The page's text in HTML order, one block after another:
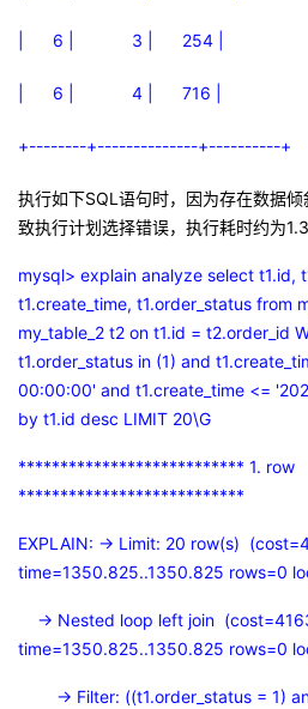
| 6 | 3 | 254 |
| 6 | 4 | 716 |
+--------+--------------+----------+
执行如下SQL 语句时，因为存在数据
致执行计划选择错误，执行耗时约为
mysql> explain analyze select t1.id,
t1.create_time, t1.order_status from
my_table_2 t2 on t1.id = t2.order_id
t1.order_status in (1) and
00:00:00' and t1.create_time <=
by t1.id desc LIMIT 20\G
*************************** 1. row
***************************
EXPLAIN: -> Limit: 20 row(s)
time=1350.825..1350.825 rows=0
-> Nested loop left join
time=1350.825..1350.825 rows=0
-> Filter: ((t1.order_status = 1)